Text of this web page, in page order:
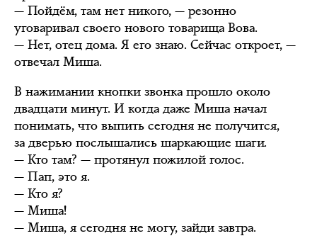
— Пойдём, там нет никого, — резонно
уговаривал своего нового товарища Вова.
— Нет, отец дома. Я его знаю. Сейчас откроет, —
отвечал Миша.
В нажимании кнопки звонка прошло около
двадцати минут. И когда даже Миша начал
понимать, что выпить сегодня не получится,
за дверью послышались шаркающие шаги.
— Кто там? — протянул пожилой голос.
— Пап, это я.
— Кто я?
— Миша!
— Миша, я сегодня не могу, зайди завтра.